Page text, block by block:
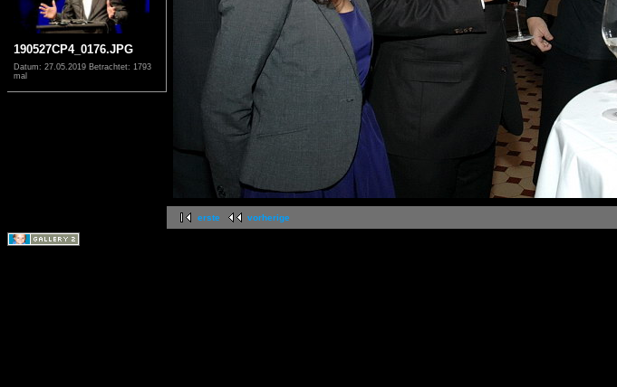
190527CP4_0176.JPG
Datum: 27.05.2019 Betrachtet: 1793
mal
erste vorherige